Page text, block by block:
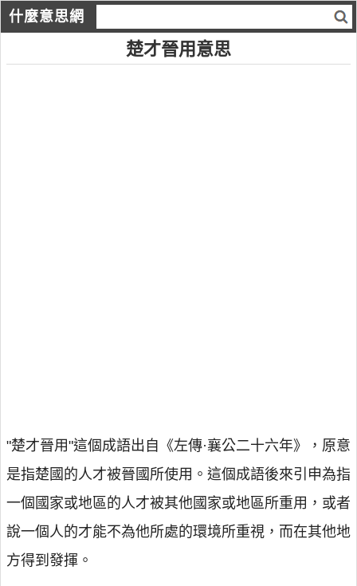
什麼意思網
楚才晉用意思
"楚才晉用"這個成語出自《左傳·襄公二十六年》，原意
是指楚國的人才被晉國所使用。這個成語後來引申為指
一個國家或地區的人才被其他國家或地區所重用，或者
說一個人的才能不為他所處的環境所重視，而在其他地
方得到發揮。